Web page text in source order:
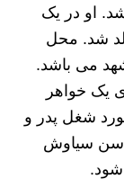
اسفند ماه 1369 می باشد. او در یک
شد. محل
می باشد.
یک خواهر
شغل پدر و
سن سیاوش